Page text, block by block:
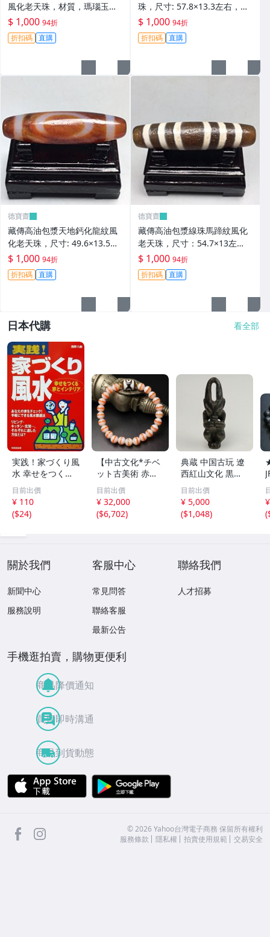
風化老天珠，材質，瑪瑙玉
髓，尺寸：49.4×13左 天珠 瑪
瑙 硃砂【德寶齋】408
$ 1,000 94折
折扣碼 直購
珠，尺寸: 57.8×13.3左右，材
質：瑪瑙，玉髓， 天珠 瑪瑙
硃砂【德寶齋】407
$ 1,000 94折
折扣碼 直購
德寶齋
藏傳高油包漿天地鈣化龍紋風
化老天珠，尺寸: 49.6×13.5左
右，材質：瑪瑙， 天珠 瑪瑙
硃砂【德寶齋】406
$ 1,000 94折
折扣碼 直購
德寶齋
藏傳高油包漿線珠馬蹄紋風化
老天珠，尺寸：54.7×13左
右，材質：瑪瑙，玉髓 天珠 瑪
瑙 硃砂【德寶齋】405
$ 1,000 94折
折扣碼 直購
日本代購 看全部
実践！家づくり風
水 幸せをつくる
家とインテリア/
浅野八郎(著者)
目前出價
¥ 110
($24)
【中古文化*チベ
ット古美術 赤縞
天眼瑪瑙丸珠 天
地天珠組み合わせ
ブレスレット 縞
瑪瑙 古玩 アンテ
目前出價
¥ 32,000
($6,702)
典蔵 中国古玩 遼
西紅山文化 黒曜
石 黒皮玉 太陽神
祈祷像 唐物 骨董
品 古美術 古玉 彫
刻 時代物 魔除け
目前出價
¥ 5,000
($1,048)
(
關於我們
新聞中心
服務說明
客服中心
常見問答
聯絡客服
最新公告
聯絡我們
人才招募
手機逛拍賣，購物更便利
商品降價通知
買賣即時溝通
商品到貨動態
APP Store
facebook ©2026 Yahoo台灣電子商務 保留所有權利
服務條款
隱私權 拍賣使用規範 交易安全